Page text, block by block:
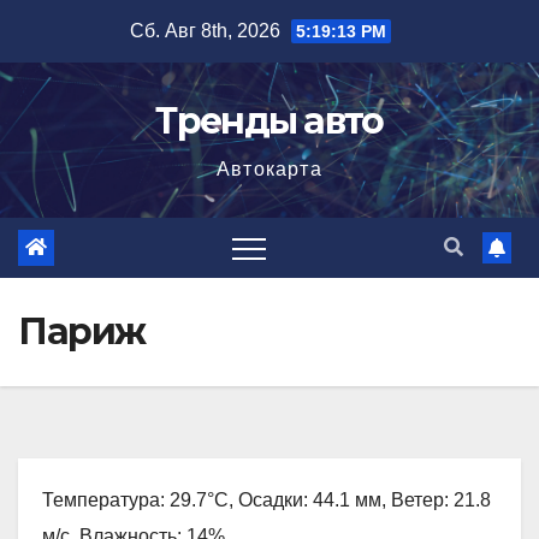
содержимому
Сб. Авг 8th, 2026 5:19:14 PM
Тренды авто
Автокарта
Париж
Температура: 29.7°C, Осадки: 44.1 мм, Ветер: 21.8